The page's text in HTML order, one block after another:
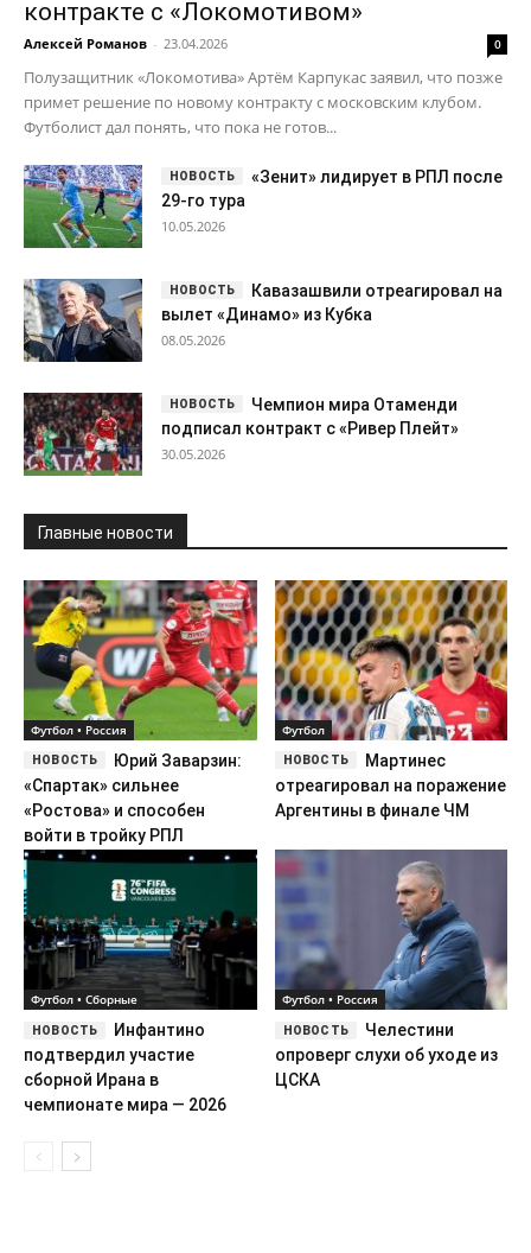
контракте с «Локомотивом»
Алексей Романов - 23.04.2026 0
Полузащитник «Локомотива» Артём Карпукас заявил, что позже
примет решение по новому контракту с московским клубом.
Футболист дал понять, что пока не готов...
«Зенит» лидирует в РПЛ после
29-го тура
10.05.2026
Кавазашвили отреагировал на
вылет «Динамо» из Кубка
08.05.2026
Чемпион мира Отаменди
подписал контракт с «Ривер Плейт»
30.05.2026
Главные новости
Футбол • Россия
Юрий Заварзин:
«Спартак» сильнее
«Ростова» и способен
войти в тройку РПЛ
Футбол
Мартинес
отреагировал на поражение
Аргентины в финале ЧМ
Футбол • Сборные
Инфантино
подтвердил участие
сборной Ирана в
чемпионате мира — 2026
Футбол • Россия
Челестини
опроверг слухи об уходе из
ЦСКА